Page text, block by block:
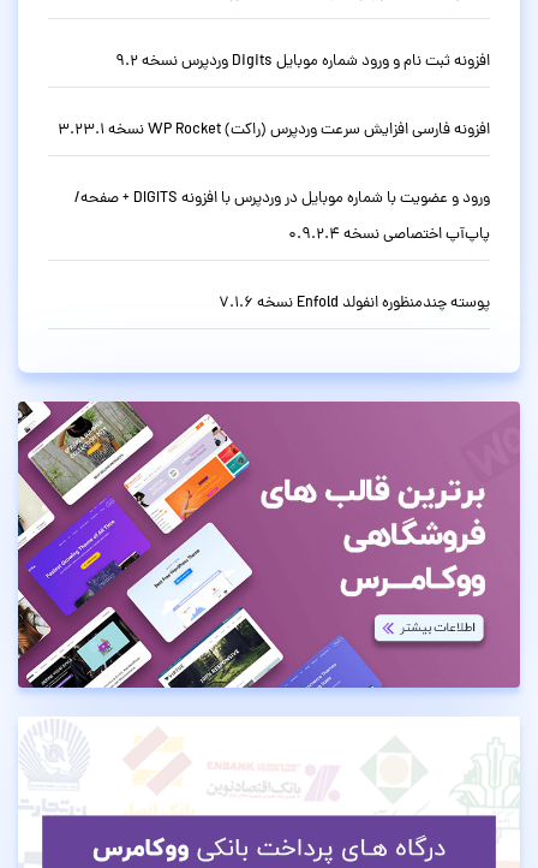
افزونه ثبت نام و ورود شماره موبایل Digits وردپرس نسخه 9.2
افزونه فارسی افزایش سرعت وردپرس (راکت) WP Rocket نسخه 3.23.1
ورود و عضویت با شماره موبایل در وردپرس با افزونه DIGITS + صفحه/
پاپ‌آپ اختصاصی نسخه 0.9.2.4
پوسته چندمنظوره انفولد Enfold نسخه 7.1.6